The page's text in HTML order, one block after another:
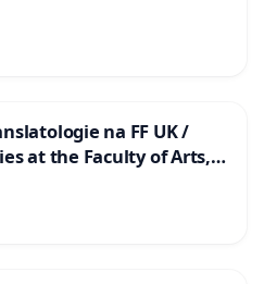
na FF UK /
at the Faculty of Arts,